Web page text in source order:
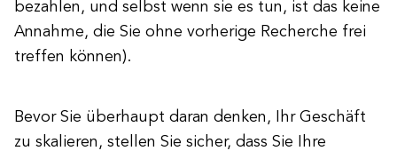
bezahlen, und selbst wenn sie es tun, ist das keine
Annahme, die Sie ohne vorherige Recherche frei
treffen können).
Bevor Sie überhaupt daran denken, Ihr Geschäft
zu skalieren, stellen Sie sicher, dass Sie Ihre